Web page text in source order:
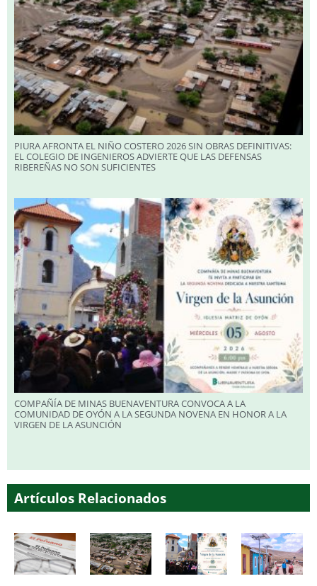
PIURA AFRONTA EL NIÑO COSTERO 2026 SIN OBRAS DEFINITIVAS:
EL COLEGIO DE INGENIEROS ADVIERTE QUE LAS DEFENSAS
RIBEREÑAS NO SON SUFICIENTES
COMPAÑÍA DE MINAS BUENAVENTURA CONVOCA A LA
COMUNIDAD DE OYÓN A LA SEGUNDA NOVENA EN HONOR A LA
VIRGEN DE LA ASUNCIÓN
Artículos Relacionados